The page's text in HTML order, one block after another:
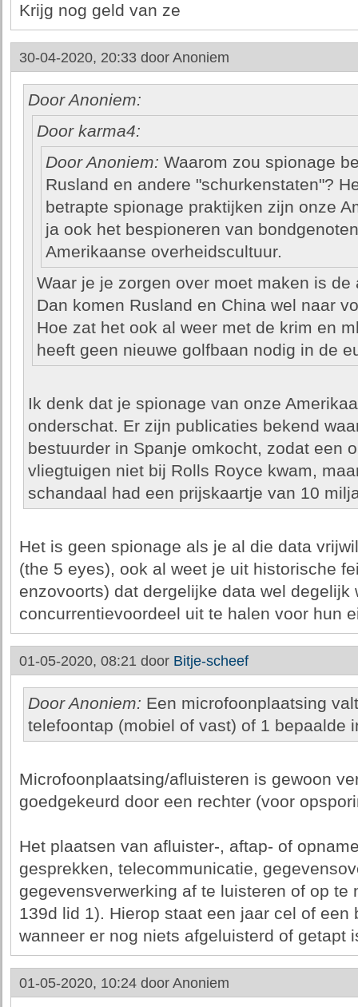
Krijg nog geld van ze
30-04-2020, 20:33 door Anoniem
Door Anoniem:
Door karma4:
Door Anoniem: Waarom zou spionage
Rusland en andere "schurkenstaten"?
betrapte spionage praktijken zijn onze
ja ook het bespioneren van
Amerikaanse overheidscultuur.
Waar je je zorgen over moet maken is
Dan komen Rusland en China wel naar
Hoe zat het ook al weer met de krim en
heeft geen nieuwe golfbaan nodig in de
Ik denk dat je spionage van onze
onderschat. Er zijn publicaties bekend
bestuurder in Spanje omkocht, zodat een
vliegtuigen niet bij Rolls Royce kwam,
schandaal had een prijskaartje van 10
Het is geen spionage als je al die data
(the 5 eyes), ook al weet je uit historische
enzovoorts) dat dergelijke data wel degelijk
concurrentievoordeel uit te halen voor hun
01-05-2020, 08:21 door Bitje-scheef
Door Anoniem: Een microfoonplaatsing
telefoontap (mobiel of vast) of 1 bepaalde
Microfoonplaatsing/afluisteren is gewoon
goedgekeurd door een rechter (voor
Het plaatsen van afluister-, aftap- of
gesprekken, telecommunicatie,
gegevensverwerking af te luisteren of op te
139d lid 1). Hierop staat een jaar cel of een
wanneer er nog niets afgeluisterd of getapt
01-05-2020, 10:24 door Anoniem